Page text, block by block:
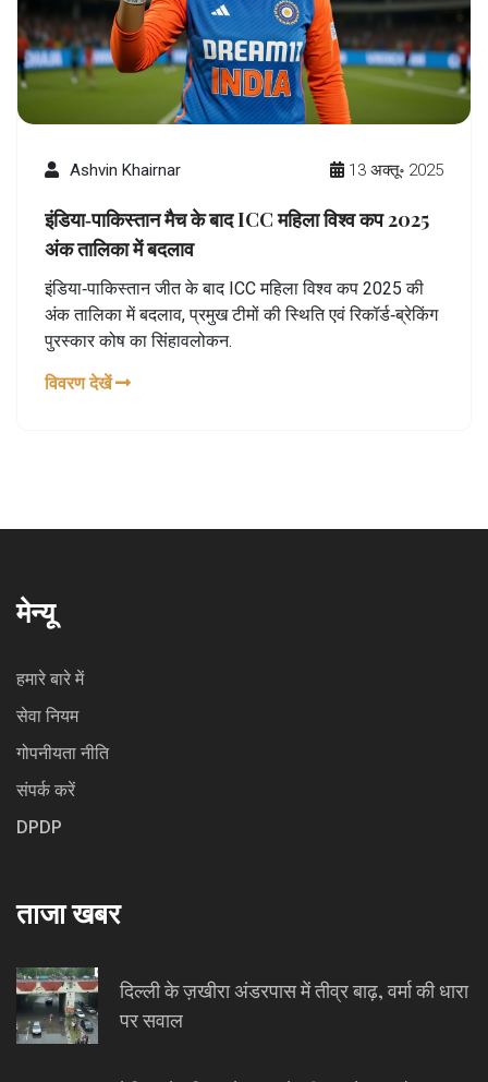
Ashvin Khairnar 13 अक्तू॰ 2025
इंडिया‑पाकिस्तान मैच के बाद ICC महिला विश्व कप 2025
अंक तालिका में बदलाव
इंडिया‑पाकिस्तान जीत के बाद ICC महिला विश्व कप 2025 की
अंक तालिका में बदलाव, प्रमुख टीमों की स्थिति एवं रिकॉर्ड‑ब्रेकिंग
पुरस्कार कोष का सिंहावलोकन.
विवरण देखें
मेन्यू
हमारे बारे में
सेवा नियम
गोपनीयता नीति
संपर्क करें
DPDP
ताजा खबर
दिल्ली के ज़खीरा अंडरपास में तीव्र बाढ़, वर्मा की धारा
पर सवाल